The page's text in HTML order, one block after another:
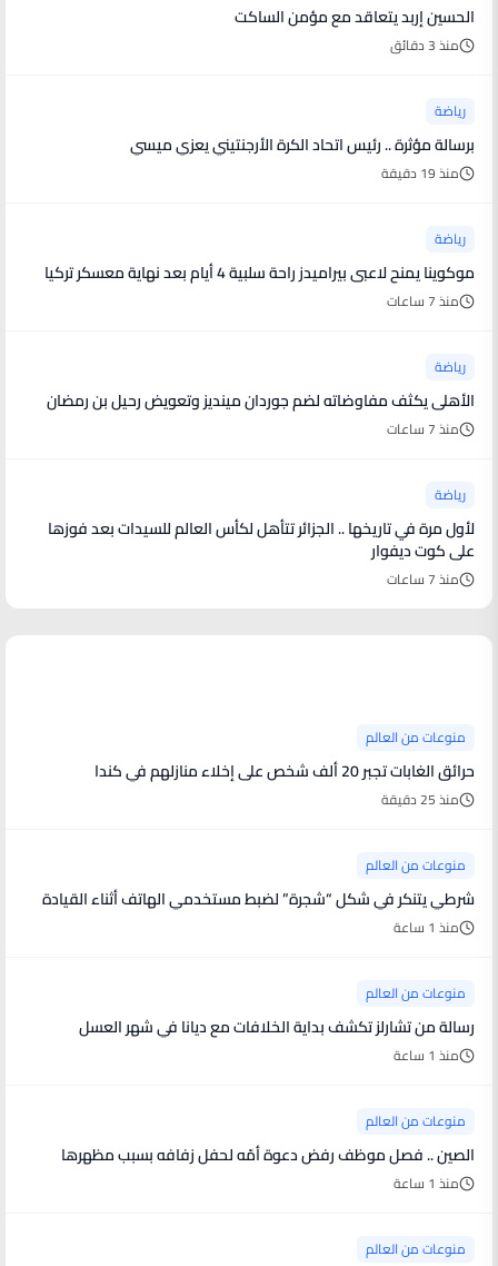
الحسين إربد يتعاقد مع مؤمن الساكت
منذ 3 دقائق
رياضة
برسالة مؤثرة .. رئيس اتحاد الكرة الأرجنتيني يعزي ميسي
منذ 19 دقيقة
رياضة
موكوينا يمنح لاعبى بيراميدز راحة سلبية 4 أيام بعد نهاية معسكر تركيا
منذ 7 ساعات
رياضة
الأهلى يكثف مفاوضاته لضم جوردان مينديز وتعويض رحيل بن رمضان
منذ 7 ساعات
رياضة
لأول مرة في تاريخها .. الجزائر تتأهل لكأس العالم للسيدات بعد فوزها
على كوت ديفوار
منذ 7 ساعات
منوعات من العالم
حرائق الغابات تجبر 20 ألف شخص على إخلاء منازلهم في كندا
منذ 25 دقيقة
منوعات من العالم
شرطي يتنكر في شكل “شجرة” لضبط مستخدمي الهاتف أثناء القيادة
منذ 1 ساعة
منوعات من العالم
رسالة من تشارلز تكشف بداية الخلافات مع ديانا في شهر العسل
منذ 1 ساعة
منوعات من العالم
الصين .. فصل موظف رفض دعوة أمّه لحفل زفافه بسبب مظهرها
منذ 1 ساعة
منوعات من العالم